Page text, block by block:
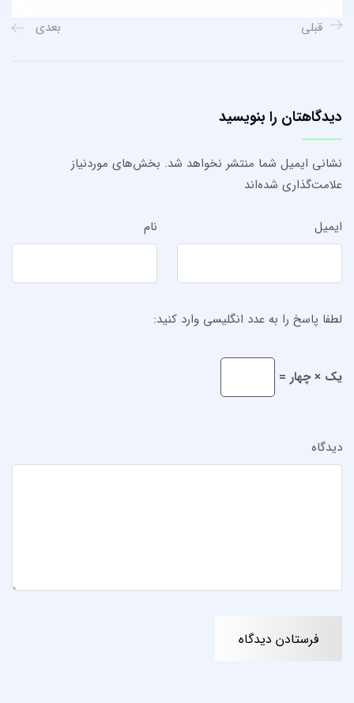
قبلی بعدی
دیدگاهتان را بنویسید
نشانی ایمیل شما منتشر نخواهد شد. بخش‌های موردنیاز
علامت‌گذاری شده‌اند
نام ایمیل
لطفا پاسخ را به عدد انگلیسی وارد کنید:
یک × چهار =
دیدگاه